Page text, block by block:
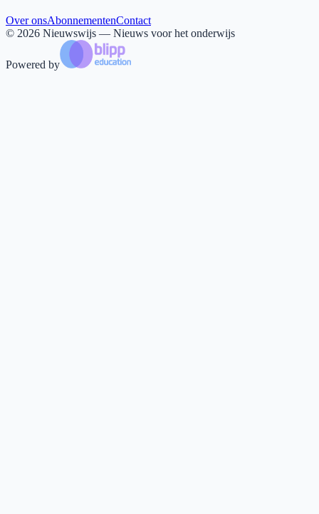
Over onsAbonnementenContact
© 2026 Nieuwswijs — Nieuws voor het onderwijs
Powered by